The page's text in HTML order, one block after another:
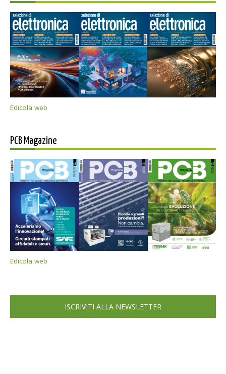
Edicola web
PCB Magazine
Edicola web
ISCRIVITI ALLA NEWSLETTER